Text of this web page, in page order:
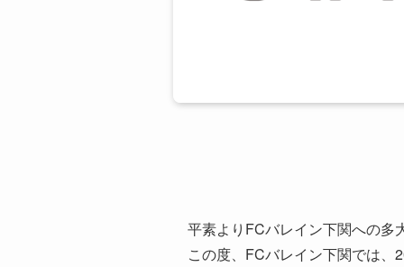
平素よりFCバレイン下関への多
この度、FCバレイン下関では